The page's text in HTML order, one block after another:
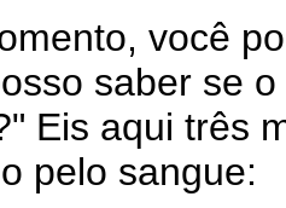
você
saber se
Eis aqui três
pelo sangue: